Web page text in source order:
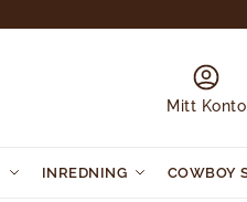
Mitt Konto
INREDNING COWBOY